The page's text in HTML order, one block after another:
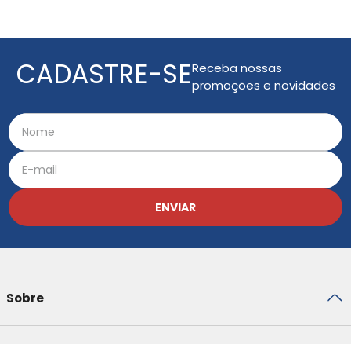
CADASTRE-SEReceba nossas
promoções e novidades
ENVIAR
Sobre